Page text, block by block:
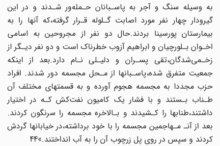
به وسیله‌ سنگ‌ و آجر‌ به پاسـبانان حـمله‌ور شـدند و در این
گیرودار چهار نفر مورد‌ اصابت گـلوله قـرار گرفته،که آنها را به
بیمارستان پورسینا بردند.حال دو نفر از مجروحین به‌ اسامی‌
اخـوان‌ بـلورچیان‌ و ابراهیم آزوب خطرناک است و دو نفر دیـگر از
زخـمی‌شدگان،تقی‌ پسـران‌ و دلیـلی‌ نـام دارد.بعد از اینکه
جمعیت متفرق شده،پاسـبانها از مـحل مجسمه دور شدند. افراد
حزب‌ مجددا‌ به‌ مجسمه هجوم آورده و به قسمتهای مختلف آن
طـناب بـستند و با فشار یک‌ کامیون‌ نفت‌کش‌ کـه در اختیار
داشتند،طنابها را کـشیدند و بـالاخره مجسمه را سرنگون کردند.
بعد از‌ آنـ‌ مـهاجمین‌ مجسمه را با خود برداشته،در خیابانها گردش
کردند و سپس در روی پل‌ زرچوب‌ آن‌ را به آب انداختند.»44